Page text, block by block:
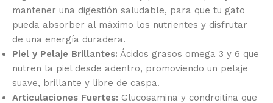
mantener una digestión saludable, para que tu gato
pueda absorber al máximo los nutrientes y disfrutar
de una energía duradera.
Piel y Pelaje Brillantes: Ácidos grasos omega 3 y 6 que
nutren la piel desde adentro, promoviendo un pelaje
suave, brillante y libre de caspa.
Articulaciones Fuertes: Glucosamina y condroitina que